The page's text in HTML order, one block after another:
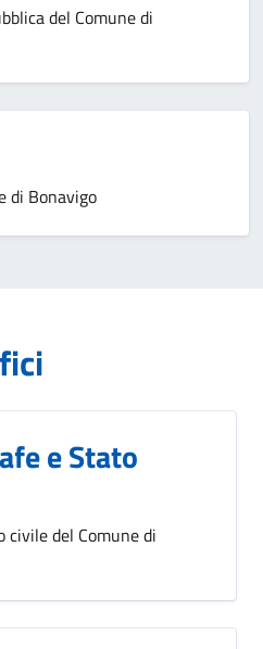
del Comune di
di Bonavigo
e Stato
civile del Comune di